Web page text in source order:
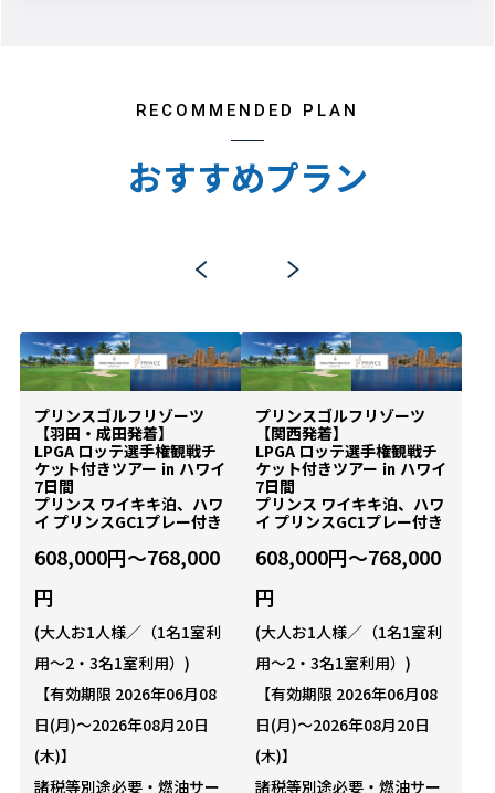
RECOMMENDED PLAN
おすすめプラン
プリンスゴルフリゾーツ
【羽田・成田発着】
LPGA ロッテ選手権観戦チ
ケット付きツアー ㏌ ハワイ
7日間
プリンス ワイキキ泊、ハワ
イ プリンスGC1プレー付き
608,000円～768,000
円
(大人お1人様／（1名1室利
用～2・3名1室利用）)
【有効期限 2026年06月08
日(月)～2026年08月20日
(木)】
諸税等別途必要・燃油サー
プリンスゴルフリゾーツ
【関西発着】
LPGA ロッテ選手権観戦チ
ケット付きツアー ㏌ ハワイ
7日間
プリンス ワイキキ泊、ハワ
イ プリンスGC1プレー付き
608,000円～768,000
円
(大人お1人様／（1名1室利
用～2・3名1室利用）)
【有効期限 2026年06月08
日(月)～2026年08月20日
(木)】
諸税等別途必要・燃油サー